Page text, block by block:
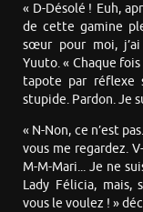
« D-Désolé ! Euh,
de cette gamine
sœur pour moi,
Yuuto. « Chaque
tapote par réflexe
stupide. Pardon. Je
« N-Non, ce n’est
vous me regardez.
M-M-Mari... Je ne
Lady Félicia, mais,
vous le voulez ! »